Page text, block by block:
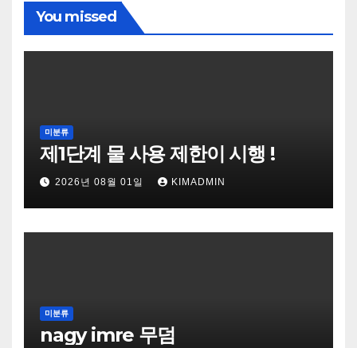
You missed
미분류
제1단계 물 사용 제한이 시행 !
2026년 08월 01일 KIMADMIN
미분류
nagy imre 무덤